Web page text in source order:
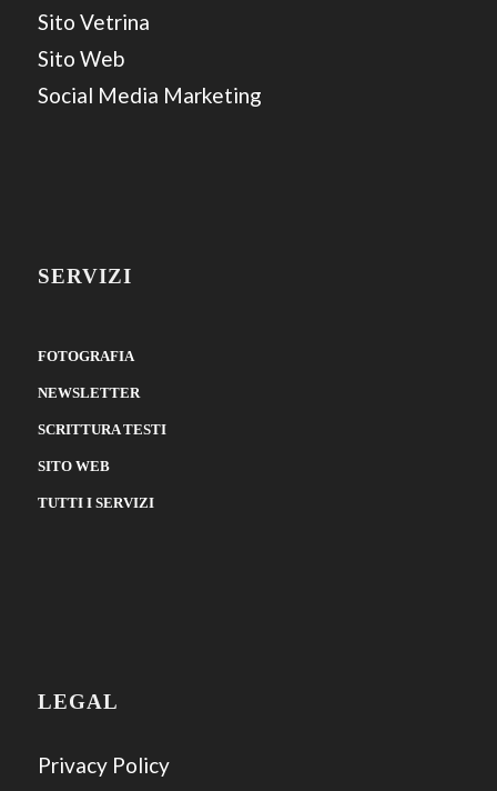
Sito Vetrina
Sito Web
Social Media Marketing
SERVIZI
FOTOGRAFIA
NEWSLETTER
SCRITTURA TESTI
SITO WEB
TUTTI I SERVIZI
LEGAL
Privacy Policy